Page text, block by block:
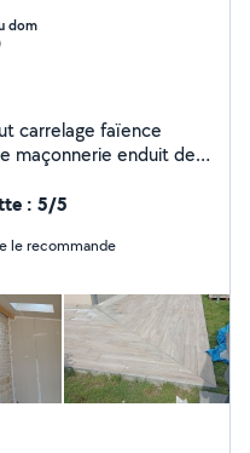
dom
carrelage faïence
maçonnerie enduit de
: 5/5
- je le recommande